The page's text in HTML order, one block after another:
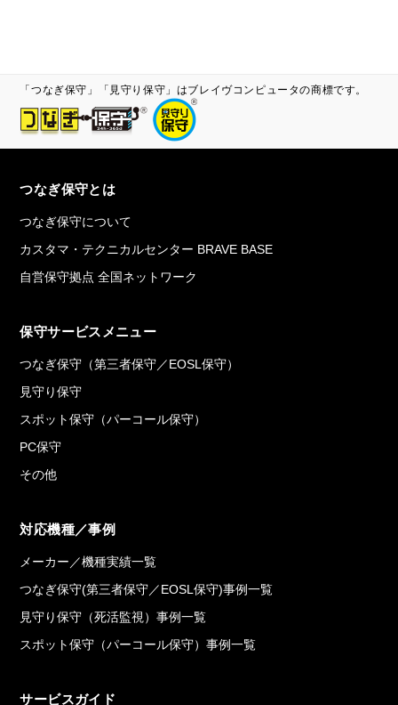
「つなぎ保守」「見守り保守」はブレイヴコンピュータの商標です。
つなぎ保守とは
つなぎ保守について
カスタマ・テクニカルセンター BRAVE BASE
自営保守拠点 全国ネットワーク
保守サービスメニュー
つなぎ保守（第三者保守／EOSL保守）
見守り保守
スポット保守（パーコール保守）
PC保守
その他
対応機種／事例
メーカー／機種実績一覧
つなぎ保守(第三者保守／EOSL保守)事例一覧
見守り保守（死活監視）事例一覧
スポット保守（パーコール保守）事例一覧
サービスガイド